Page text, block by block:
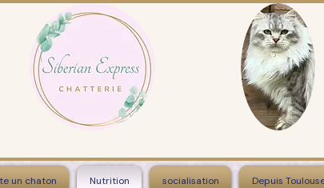
un chaton Nutrition socialisation Depuis